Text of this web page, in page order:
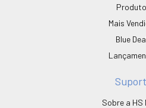
Mais
Blue
Sobre a HS